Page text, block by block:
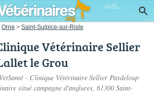
Orne > Saint-Sulpice-sur-Risle
Vétérinaire Sellier
le Grou
- Clinique Vétérinaire Sellier Pasdeloup
situé campagne d'anglures, 61300 Saint-